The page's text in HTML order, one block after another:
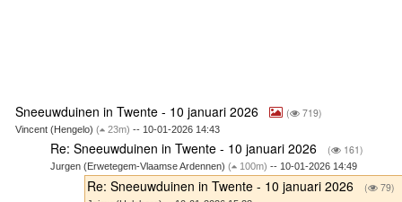
Sneeuwduinen in Twente - 10 januari 2026 ( 719)
Vincent (Hengelo) ( 23m) -- 10-01-2026 14:43
Re: Sneeuwduinen in Twente - 10 januari 2026 ( 161)
Jurgen (Erwetegem-Vlaamse Ardennen)( 100m) -- 10-01-2026 14:49
Re: Sneeuwduinen in Twente - 10 januari 2026 ( 79)